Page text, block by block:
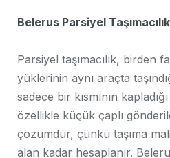
Belerus Parsiyel
Parsiyel taşımacılık, birden
yüklerinin aynı araçta
sadece bir kısmının
özellikle küçük çaplı
çözümdür, çünkü taşıma
alan kadar hesaplanır.